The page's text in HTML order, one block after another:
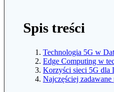
Spis treści
Technologia 5G w
Edge Computing w
Korzyści sieci 5G dla
Najczęściej